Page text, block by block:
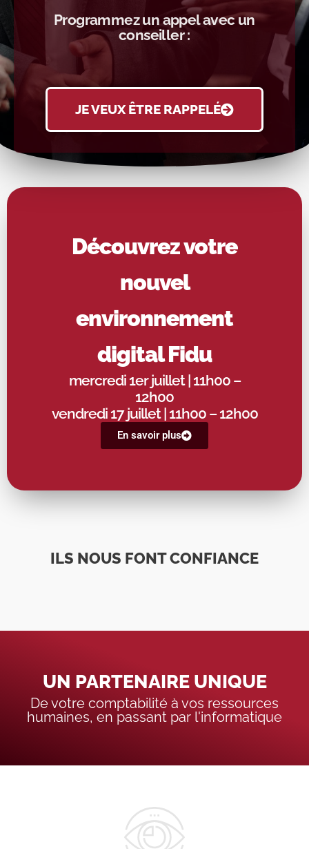
Programmez un appel avec un
conseiller :
JE VEUX ÊTRE RAPPELÉ
Découvrez votre
nouvel
environnement
digital Fidu
mercredi 1er juillet| 11h00 –
12h00
vendredi 17 juillet| 11h00 – 12h00
En savoir plus
ILS NOUS FONT CONFIANCE
UN PARTENAIRE UNIQUE
De votre comptabilité à vos ressources
humaines, en passant par l'informatique